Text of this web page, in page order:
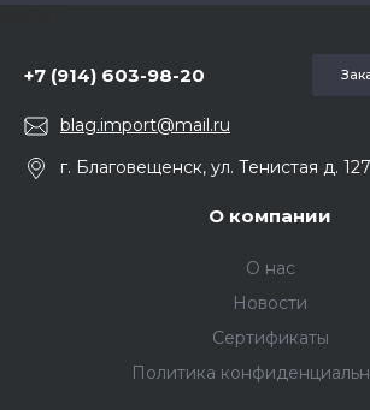
+7 (914) 603-98-20
blag.import@mail.ru
г. Благовещенск, ул. Тенистая д. 127
О компании
О нас
Новости
Сертификаты
Политика